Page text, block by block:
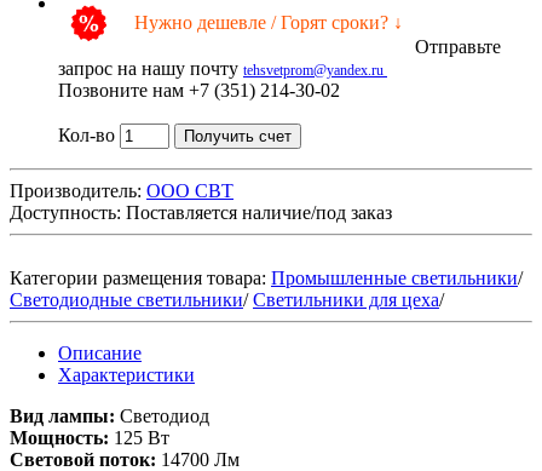
Нужно дешевле / Горят сроки? ↓
Отправьте
запрос на нашу почту tehsvetprom@yandex.ru
Позвоните нам +7 (351) 214-30-02
Кол-во Получить счет
Производитель: ООО СВТ
Доступность: Поставляется наличие/под заказ
Категории размещения товара: Промышленные светильники/
Светодиодные светильники/Светильники для цеха/
Описание
Характеристики
Вид лампы: Светодиод
Мощность: 125 Вт
Световой поток: 14700 Лм